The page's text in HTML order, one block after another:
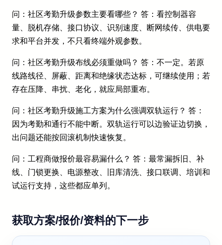
问：社区考勤升级参数主要看哪些？ 答：看控制器容
量、脱机存储、接口协议、识别速度、断网续传、供电要
求和平台并发，不只看终端外观参数。
问：社区考勤升级布线必须重做吗？ 答：不一定。若原
线路线径、屏蔽、距离和绝缘状态达标，可继续使用；若
存在压降、串扰、老化，就应局部重布。
问：社区考勤升级施工方案为什么强调双轨运行？ 答：
因为考勤和通行不能中断。双轨运行可以边验证边切换，
出问题还能按回滚机制快速恢复。
问：工程商做报价最容易漏什么？ 答：最常漏拆旧、补
线、门锁更换、电源整改、旧库清洗、接口联调、培训和
试运行支持，这些都应单列。
获取方案/报价/资料的下一步